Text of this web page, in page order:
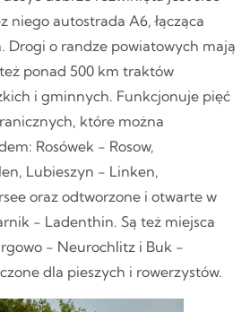
niego autostrada A6, łącząca
Drogi o randze powiatowych mają
też ponad 500 km traktów
i gminnych. Funkcjonuje pięć
które można
Rosówek - Rosow,
Lubieszyn - Linken,
oraz odtworzone i otwarte w
- Ladenthin. Są też miejsca
- Neurochlitz i Buk -
dla pieszych i rowerzystów.